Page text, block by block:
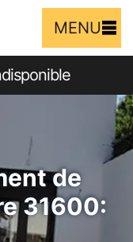
MENU
de
31600: